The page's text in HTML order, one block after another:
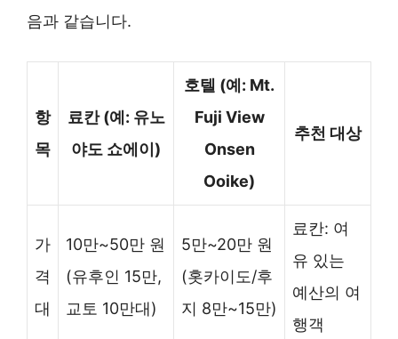
음과 같습니다.
항
목
료칸 (예: 유노
야도 쇼에이)
호텔 (예: Mt.
Fuji View
Onsen
Ooike)
추천 대상
가
격
대
10만~50만 원
(유후인 15만,
교토 10만대)
5만~20만 원
(홋카이도/후
지 8만~15만)
료칸: 여
유 있는
예산의 여
행객